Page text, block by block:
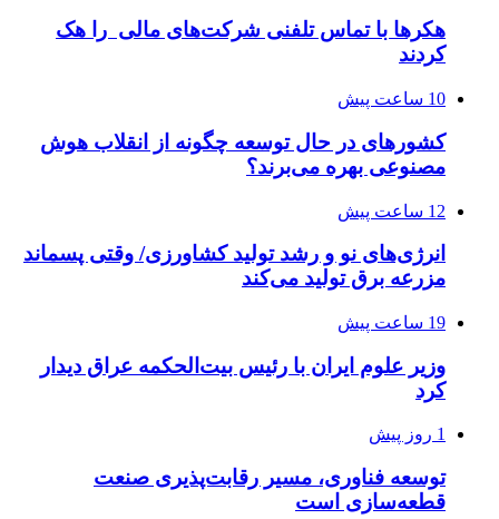
هکرها با تماس تلفنی شرکت‌های مالی را هک
کردند
10 ساعت پیش
کشورهای در حال توسعه چگونه از انقلاب هوش
مصنوعی بهره می‌برند؟
12 ساعت پیش
انرژی‌های نو و رشد تولید کشاورزی/ وقتی پسماند
مزرعه‌ برق تولید می‌کند
19 ساعت پیش
وزیر علوم ایران با رئیس بیت‌الحکمه عراق دیدار
کرد
1 روز پیش
توسعه فناوری، مسیر رقابت‌پذیری صنعت
قطعه‌سازی است